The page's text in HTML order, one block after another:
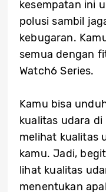
kesempatan ini
polusi sambil
kebugaran.
semua dengan
Watch6 Series.
Kamu bisa
kualitas udara di
melihat kualitas
kamu. Jadi,
lihat kualitas
menentukan